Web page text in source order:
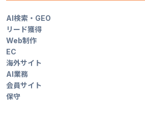
AI検索・GEO
リード獲得
Web制作
EC
海外サイト
AI業務
会員サイト
保守